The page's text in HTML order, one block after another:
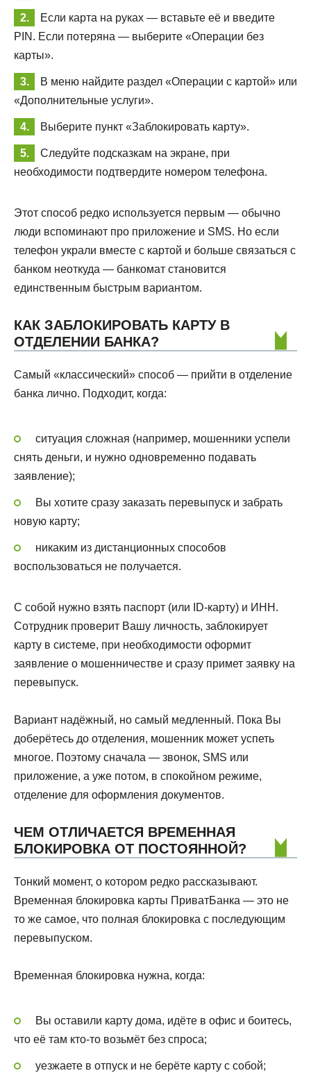
Если карта на руках — вставьте её и введите
PIN. Если потеряна — выберите «Операции без
карты».
В меню найдите раздел «Операции с картой» или
«Дополнительные услуги».
Выберите пункт «Заблокировать карту».
Следуйте подсказкам на экране, при
необходимости подтвердите номером телефона.
Этот способ редко используется первым — обычно
люди вспоминают про приложение и SMS. Но если
телефон украли вместе с картой и больше связаться с
банком неоткуда — банкомат становится
единственным быстрым вариантом.
КАК ЗАБЛОКИРОВАТЬ КАРТУ В
ОТДЕЛЕНИИ БАНКА?
Самый «классический» способ — прийти в отделение
банка лично. Подходит, когда:
ситуация сложная (например, мошенники успели
снять деньги, и нужно одновременно подавать
заявление);
Вы хотите сразу заказать перевыпуск и забрать
новую карту;
никаким из дистанционных способов
воспользоваться не получается.
С собой нужно взять паспорт (или ID-карту) и ИНН.
Сотрудник проверит Вашу личность, заблокирует
карту в системе, при необходимости оформит
заявление о мошенничестве и сразу примет заявку на
перевыпуск.
Вариант надёжный, но самый медленный. Пока Вы
доберётесь до отделения, мошенник может успеть
многое. Поэтому сначала — звонок, SMS или
приложение, а уже потом, в спокойном режиме,
отделение для оформления документов.
ЧЕМ ОТЛИЧАЕТСЯ ВРЕМЕННАЯ
БЛОКИРОВКА ОТ ПОСТОЯННОЙ?
Тонкий момент, о котором редко рассказывают.
Временная блокировка карты ПриватБанка — это не
то же самое, что полная блокировка с последующим
перевыпуском.
Временная блокировка нужна, когда:
Вы оставили карту дома, идёте в офис и боитесь,
что её там кто-то возьмёт без спроса;
уезжаете в отпуск и не берёте карту с собой;